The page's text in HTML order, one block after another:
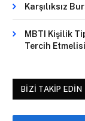
Karşılıksız
MBTI Kişilik
Tercih
BIZI TAKIP EDIN